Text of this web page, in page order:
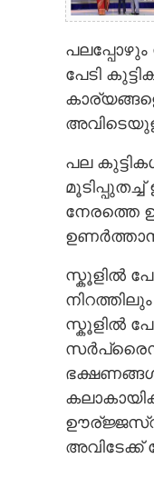
പേടി
പല
നേരത്തെ
സ്കൂളിൽ
സ്കൂളിൽ